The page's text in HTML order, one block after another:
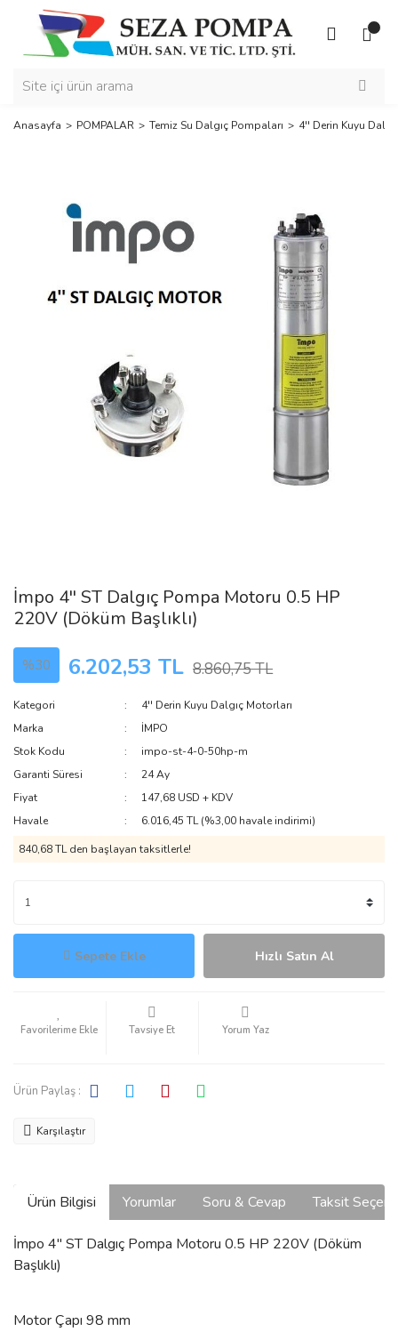
Anasayfa POMPALAR Temiz Su Dalgıç Pompaları 4'' Derin Kuyu
İmpo 4'' ST Dalgıç Pompa Motoru 0.5 HP
220V (Döküm Başlıklı)
%30 6.202,53 TL 8.860,75 TL
Kategori
4'' Derin Kuyu Dalgıç Motorları
Marka
İMPO
Stok Kodu
impo-st-4-0-50hp-m
Garanti Süresi
24 Ay
Fiyat
147,68 USD + KDV
Havale
6.016,45 TL (%3,00 havale indirimi)
840,68 TL den başlayan taksitlerle!
Sepete Ekle Hızlı Satın Al
Tavsiye Et Yorum Yaz
Ürün Paylaş :
Karşılaştır
Ürün Bilgisi Yorumlar Soru & Cevap Taksit
İmpo 4'' ST Dalgıç Pompa Motoru 0.5 HP 220V (Döküm
Başlıklı)
Motor Çapı 98 mm